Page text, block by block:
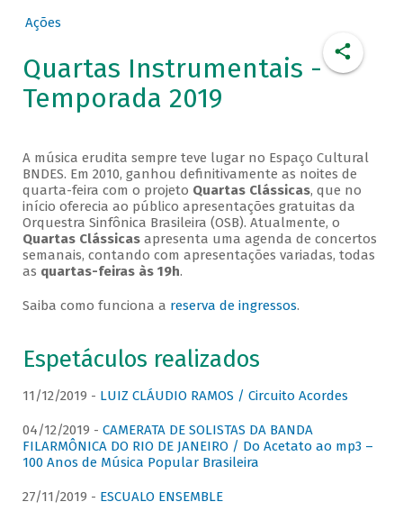
Ações
Quartas Instrumentais -
Temporada 2019
A música erudita sempre teve lugar no Espaço Cultural
BNDES. Em 2010, ganhou definitivamente as noites de
quarta-feira com o projeto Quartas Clássicas, que no
início oferecia ao público apresentações gratuitas da
Orquestra Sinfônica Brasileira (OSB). Atualmente, o
Quartas Clássicasapresenta uma agenda de concertos
semanais, contando com apresentações variadas, todas
as quartas-feiras às 19h.
Saiba como funciona a reserva de ingressos.
Espetáculos realizados
11/12/2019 - LUIZ CLÁUDIO RAMOS / Circuito Acordes
04/12/2019 - CAMERATA DE SOLISTAS DA BANDA
FILARMÔNICA DO RIO DE JANEIRO / Do Acetato ao mp3 –
100 Anos de Música Popular Brasileira
27/11/2019 - ESCUALO ENSEMBLE